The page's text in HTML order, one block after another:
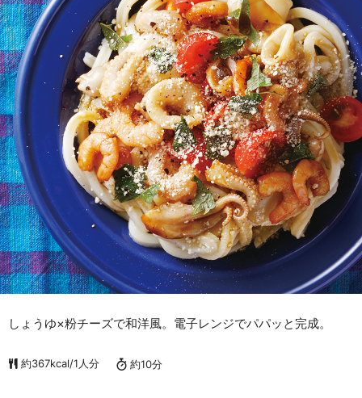
しょうゆ×粉チーズで和洋風。電子レンジでパパッと完成。
約367kcal/1人分 約10分